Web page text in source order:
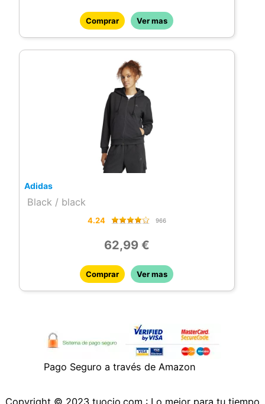
Comprar Ver mas
Adidas
Black / black
4.24 966
62,99 €
Comprar Ver mas
Pago Seguro a través de Amazon
Copyright © 2023 tuocio.com : Lo mejor para tu tiempo